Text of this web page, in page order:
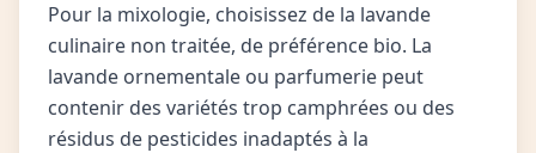
Pour la mixologie, choisissez de la lavande
culinaire non traitée, de préférence bio. La
lavande ornementale ou parfumerie peut
contenir des variétés trop camphrées ou des
résidus de pesticides inadaptés à la